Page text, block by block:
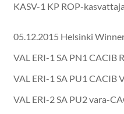
KASV-1 KP ROP-kasvattaja
05.12.2015 Helsinki
VAL ERI-1 SA PN1 CACIB
VAL ERI-1 SA PU1 CACIB
VAL ERI-2 SA PU2 vara-